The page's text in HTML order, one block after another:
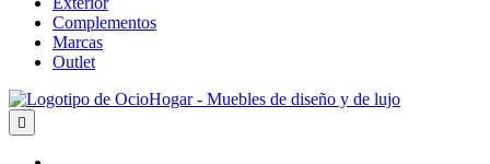
Complementos
Marcas
Outlet
